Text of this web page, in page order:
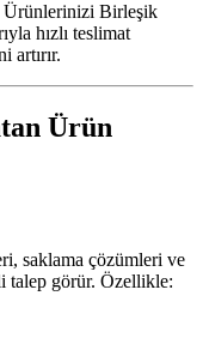
Ürünlerinizi Birleşik
hızlı teslimat
artırır.
Ürün
saklama çözümleri ve
talep görür. Özellikle: